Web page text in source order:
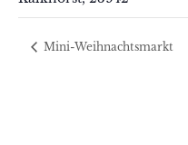
Mini-Weihnachtsmarkt